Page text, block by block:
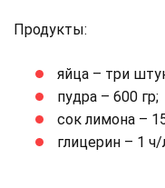
Продукты:
яйца – три
пудра – 600 гр;
сок лимона –
глицерин – 1 ч/